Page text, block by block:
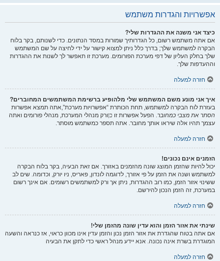
אפשרויות והגדרות משתמש
כיצד אני משנה את ההגדרות שלי?
אם אתה משתמש רשום, כל הגדרותיך שמורות במסד הנתונים. כדי לשנותם, בקר בלוח
הבקרה למשתמש שלך; בדרך כלל ניתן למצוא קישור על ידי לחיצה על שם המשתמש
שלך בחלק העליון של דפי מערכת הפורומים. מערכת זו תאפשר לך לשנות את ההגדרות
וההעדפות שלך.
חזרה למעלה
איך אני מונע משם המשתמש שלי מלהופיע ברשימת המשתמשים המחוברים?
בעזרת לוח הבקרה למשתמש, תחת הכותרת “אפשרויות מערכת”,אתה תמצא אפשרות
הסתר את מצבי כמחובר. הפעל אפשרות זו כןורק מנהלי המערכת, מנהלי פורומים ואתה
עצמך תהיו אלה שיראו אותך מחובר. אתה תספר כמשתמש מוסתר.
חזרה למעלה
הזמנים אינם נכונים!
יכול להיות שהזמן המוצג שונה מהזמנים באזורך. אם זאת הבעיה, בקר בלוח הבקרה
למשתמש ושנה את הזמן על פי אזורך, לדוגמה לונדון, פאריס, ניו יורק, וכדומה. שים לב
ששינוי אזור הזמן, כמו רוב ההגדרות, ניתן אך ורק למשתמשים רשומים. אם אינך רשום
במערכת, זה הזמן הנכון להירשם.
חזרה למעלה
שינתי את אזור הזמן והוא עדין שונה מהזמן שלי!
אם אתה בטוח שהגדרת את אזור הזמן נכון והזמן עדין אינו מכוון כראוי, אז כנראה והשעה
המוגדרת בשרת אינה נכונה. אנא יידע מנהל ראשי כדי לתקן את הבעיה
חזרה למעלה